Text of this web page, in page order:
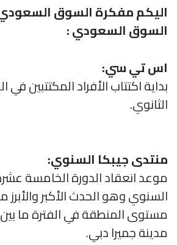
اليكم مفكرة السوق
السوق السعودي :
اس تي سي:
بداية اكتتاب الأفراد المكتتبين في
الثانوي.
منتدى جيبكا السنوي:
موعد انعقاد الدورة الخامسة
السنوي وهو الحدث الأكبر
مدينة جميرا دبي.